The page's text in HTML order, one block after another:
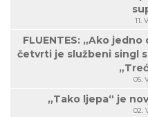
11.
FLUENTES: „Ako
četvrti je službeni singl
05.
„Tako ljepa“ je
02.